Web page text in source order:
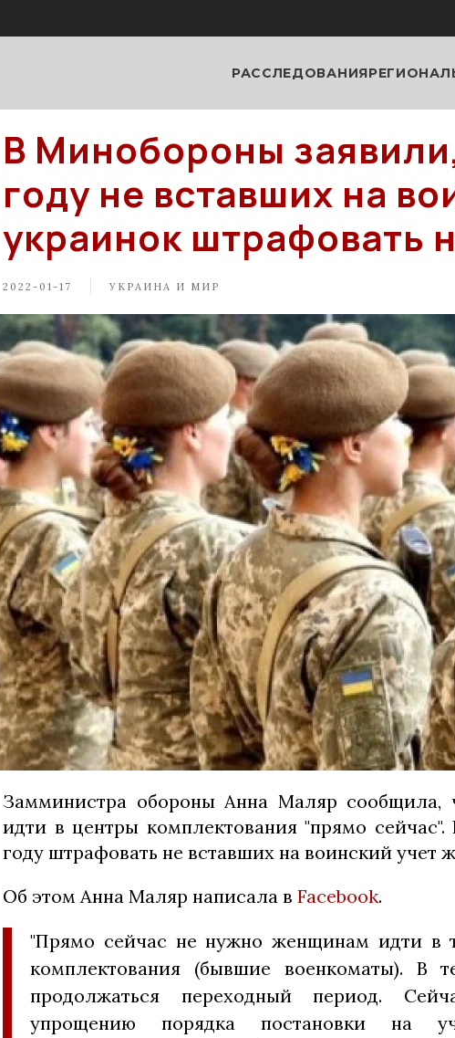
РАССЛЕДОВАНИЯ
В Минобороны
году не вставших на
украинок штрафовать
2022-01-17 УКРАИНА И МИР
Замминистра обороны Анна Маляр
идти в центры комплектования "прямо
году штрафовать не вставших на воинский учет
Об этом Анна Маляр написала в Facebook.
"Прямо сейчас не нужно женщинам идти в
комплектования (бывшие военкоматы). В
продолжаться переходный период.
упрощению порядка постановки на